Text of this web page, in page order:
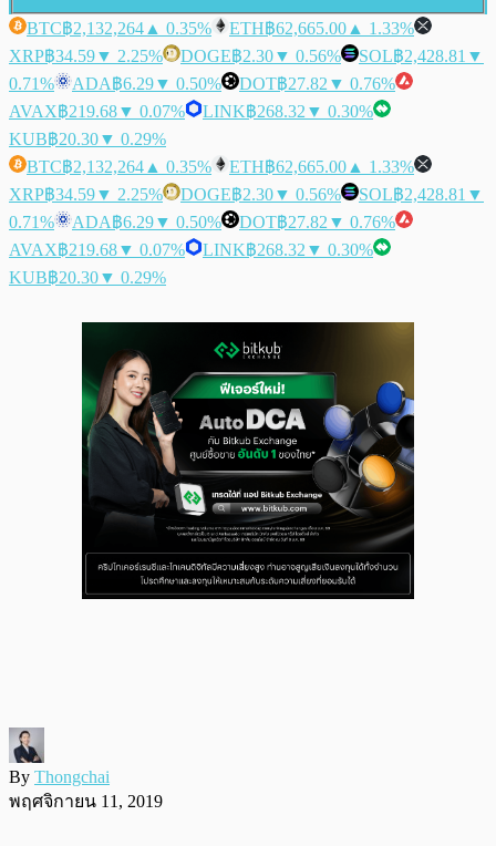
BTC฿2,132,264 ▲ 0.35% ETH฿62,665.00 ▲ 1.33%
XRP฿34.59▼ 2.25% DOGE฿2.30▼ 0.56% SOL฿2,428.81 ▼
0.71%
ADA฿6.29▼ 0.50% DOT฿27.82 ▼ 0.76%
AVAX฿219.68▼ 0.07% LINK฿268.32 ▼ 0.30%
KUB฿20.30▼ 0.29%
BTC฿2,132,264 ▲ 0.35% ETH฿62,665.00 ▲ 1.33%
XRP฿34.59▼ 2.25% DOGE฿2.30▼ 0.56% SOL฿2,428.81 ▼
0.71%
ADA฿6.29▼ 0.50% DOT฿27.82 ▼ 0.76%
AVAX฿219.68▼ 0.07% LINK฿268.32 ▼ 0.30%
KUB฿20.30▼ 0.29%
By Thongchai
พฤศจิกายน 11, 2019